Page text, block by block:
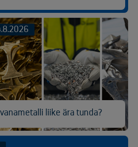
liike ära tunda?